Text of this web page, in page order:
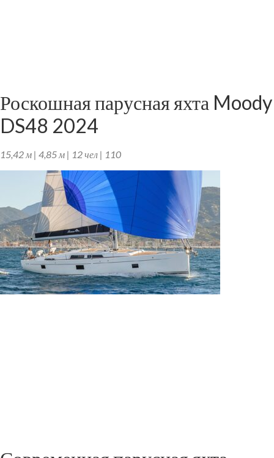
Роскошная парусная яхта Moody
DS48 2024
15,42 м | 4,85 м | 12 чел | 110